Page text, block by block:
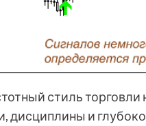
стиль
дисциплины и